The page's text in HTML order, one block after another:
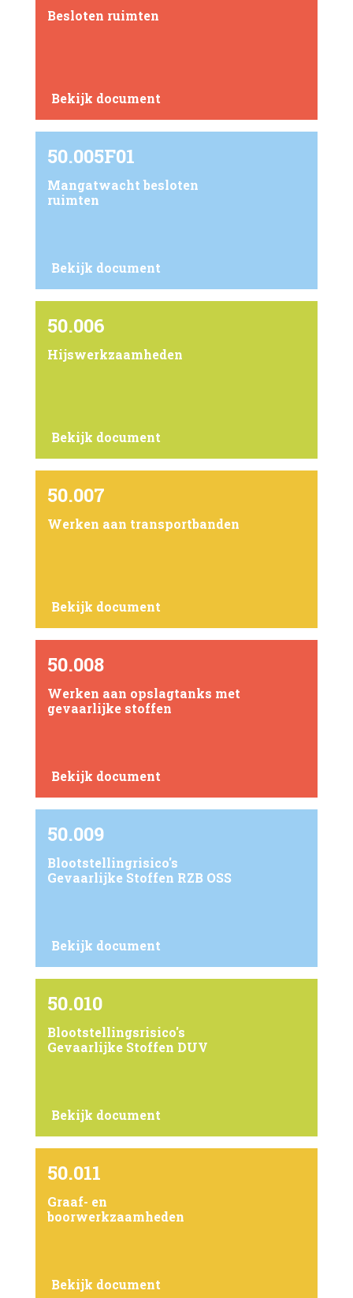
Besloten ruimten
Bekijk document
50.005F01
Mangatwacht besloten
ruimten
Bekijk document
50.006
Hijswerkzaamheden
Bekijk document
50.007
Werken aan transportbanden
Bekijk document
50.008
Werken aan opslagtanks met
gevaarlijke stoffen
Bekijk document
50.009
Blootstellingrisico's
Gevaarlijke Stoffen RZB OSS
Bekijk document
50.010
Blootstellingsrisico's
Gevaarlijke Stoffen DUV
Bekijk document
50.011
Graaf- en
boorwerkzaamheden
Bekijk document